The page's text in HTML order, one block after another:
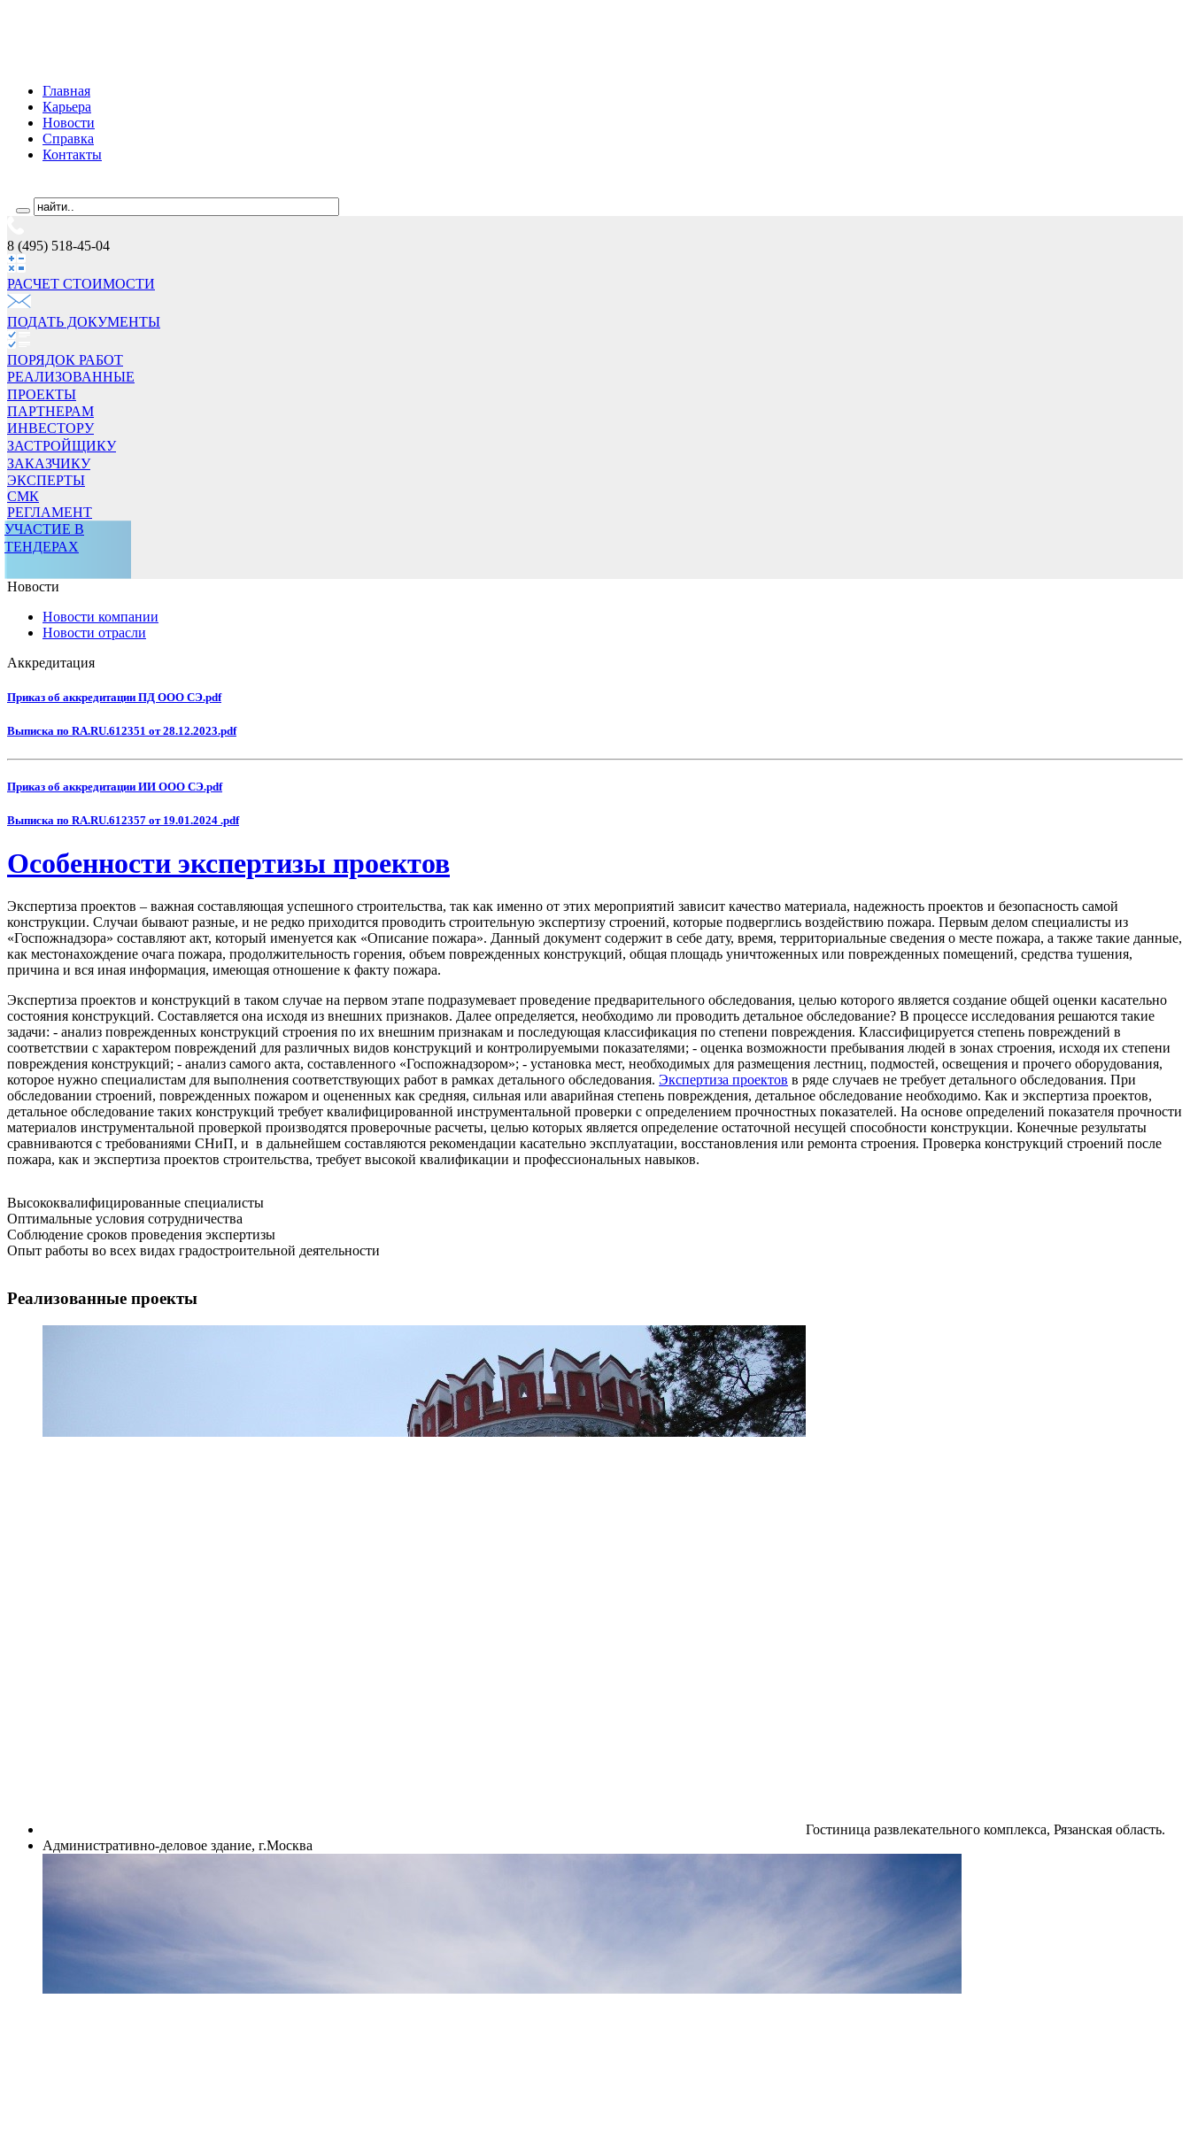
Главная
Карьера
Новости
Справка
Контакты
8 (495) 518-45-04
РАСЧЕТ СТОИМОCТИ
ПОДАТЬ ДОКУМЕНТЫ
ПОРЯДОК РАБОТ
РЕАЛИЗОВАННЫЕ
ПРОЕКТЫ
ПАРТНЕРАМ
ИНВЕСТОРУ
ЗАСТРОЙЩИКУ
ЗАКАЗЧИКУ
ЭКСПЕРТЫ
СМК
РЕГЛАМЕНТ
УЧАСТИЕ В
ТЕНДЕРАХ
Новости
Новости компании
Новости отрасли
Аккредитация
Приказ об аккредитации ПД ООО СЭ.pdf
Выписка по RA.RU.612351 от 28.12.2023.pdf
Приказ об аккредитации ИИ ООО СЭ.pdf
Выписка по RA.RU.612357 от 19.01.2024 .pdf
Особенности экспертизы проектов
Экспертиза проектов – важная составляющая успешного строительства, так как именно от этих мероприятий зависит качество материала, надежность проектов и безопасность самой
конструкции. Случаи бывают разные, и не редко приходится проводить строительную экспертизу строений, которые подверглись воздействию пожара. Первым делом специалисты из
«Госпожнадзора» составляют акт, который именуется как «Описание пожара». Данный документ содержит в себе дату, время, территориальные сведения о месте пожара, а также такие данные,
как местонахождение очага пожара, продолжительность горения, объем поврежденных конструкций, общая площадь уничтоженных или поврежденных помещений, средства тушения,
причина и вся иная информация, имеющая отношение к факту пожара.
Экспертиза проектов и конструкций в таком случае на первом этапе подразумевает проведение предварительного обследования, целью которого является создание общей оценки касательно
состояния конструкций. Составляется она исходя из внешних признаков. Далее определяется, необходимо ли проводить детальное обследование? В процессе исследования решаются такие
задачи: - анализ поврежденных конструкций строения по их внешним признакам и последующая классификация по степени повреждения. Классифицируется степень повреждений в
соответствии с характером повреждений для различных видов конструкций и контролируемыми показателями; - оценка возможности пребывания людей в зонах строения, исходя их степени
повреждения конструкций; - анализ самого акта, составленного «Госпожнадзором»; - установка мест, необходимых для размещения лестниц, подмостей, освещения и прочего оборудования,
которое нужно специалистам для выполнения соответствующих работ в рамках детального обследования. Экспертиза проектов в ряде случаев не требует детального обследования. При
обследовании строений, поврежденных пожаром и оцененных как средняя, сильная или аварийная степень повреждения, детальное обследование необходимо. Как и экспертиза проектов,
детальное обследование таких конструкций требует квалифицированной инструментальной проверки с определением прочностных показателей. На основе определений показателя прочности
материалов инструментальной проверкой производятся проверочные расчеты, целью которых является определение остаточной несущей способности конструкции. Конечные результаты
сравниваются с требованиями СНиП, и в дальнейшем составляются рекомендации касательно эксплуатации, восстановления или ремонта строения. Проверка конструкций строений после
пожара, как и экспертиза проектов строительства, требует высокой квалификации и профессиональных навыков.
Высококвалифицированные специалисты
Оптимальные условия сотрудничества
Соблюдение сроков проведения экспертизы
Опыт работы во всех видах градостроительной деятельности
Реализованные проекты
Гостиница развлекательного комплекса, Рязанская область.
Административно-деловое здание, г.Москва